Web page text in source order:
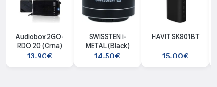
Audiobox 2GO-
RDO 20 (Crna)
13.90€
SWISSTEN i-
METAL (Black)
14.50€
HAVIT SK801BT
15.00€